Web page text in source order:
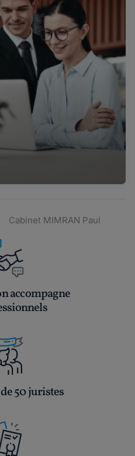
Cabinet MIMRAN Paul
accompagne
50 juristes